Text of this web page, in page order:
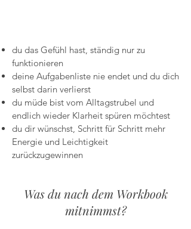
du das Gefühl hast, ständig nur zu
funktionieren
deine Aufgabenliste nie endet und du dich
selbst darin verlierst
du müde bist vom Alltagstrubel und
endlich wieder Klarheit spüren möchtest
du dir wünschst, Schritt für Schritt mehr
Energie und Leichtigkeit
zurückzugewinnen
Was du nach dem Workbook
mitnimmst?